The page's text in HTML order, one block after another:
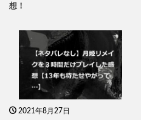
想！
2021年8月27日